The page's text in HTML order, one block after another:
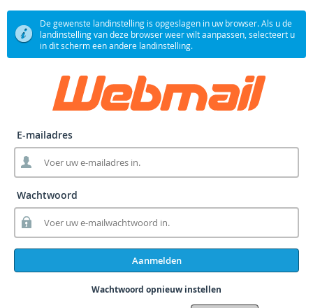
De gewenste landinstelling is opgeslagen in uw browser. Als u de
landinstelling van deze browser weer wilt aanpassen, selecteert u
in dit scherm een andere landinstelling.
E-mailadres
Wachtwoord
Aanmelden
Wachtwoord opnieuw instellen